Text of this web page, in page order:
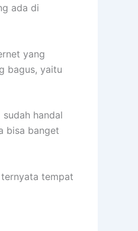
ada di
yang
bagus, yaitu
handal
bisa banget
ternyata tempat